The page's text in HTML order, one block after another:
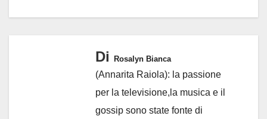
Di Rosalyn Bianca
(Annarita Raiola): la passione
per la televisione,la musica e il
gossip sono state fonte di